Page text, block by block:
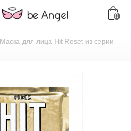
0
Mаска для лица Hit Reset из серии